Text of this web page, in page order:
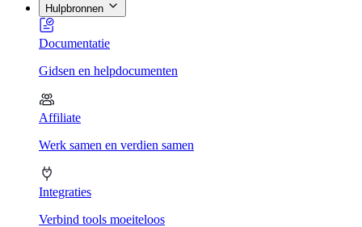
Hulpbronnen
Documentatie
Gidsen en helpdocumenten
Affiliate
Werk samen en verdien samen
Integraties
Verbind tools moeiteloos